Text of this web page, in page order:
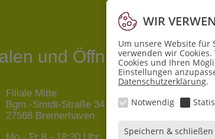
und Öffnungszeiten
Filiale Mitte
Bgm.-Smidt-Straße 34
27568 Bremerhaven
Pferdebade 6
WIR
Um unsere Website für
verwenden wir
Cookies und Ihren
Einstellungen
Datenschutzerklärung.
Notwendig
Speichern & schließen